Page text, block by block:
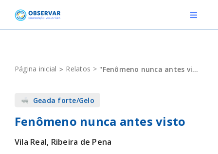
content
Toggle
EVENTOS
DEFINIÇÕES
F.A.Q.
Página inicial Relatos "Fenômeno nunca antes visto"
Geada forte/Gelo
Fenômeno nunca antes visto
Vila Real, Ribeira de Pena